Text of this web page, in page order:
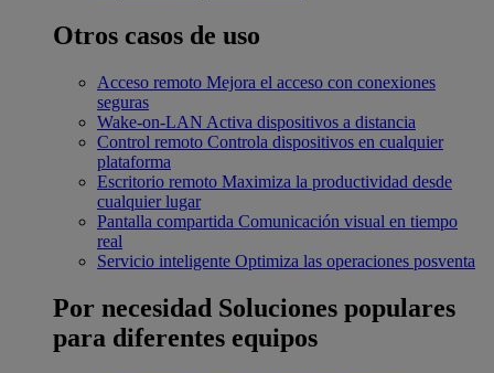
Otros casos de uso
Acceso remoto Mejora el acceso con conexiones
seguras
Wake-on-LAN Activa dispositivos a distancia
Control remoto Controla dispositivos en cualquier
plataforma
Escritorio remoto Maximiza la productividad desde
cualquier lugar
Pantalla compartida Comunicación visual en tiempo
real
Servicio inteligente Optimiza las operaciones posventa
Por necesidad Soluciones populares
para diferentes equipos